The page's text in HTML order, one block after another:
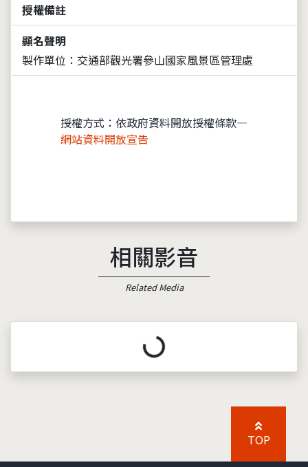
授權備註
顯名聲明
製作單位：交通部觀光署參山國家風景區管理處
授權方式：依政府資料開放授權條款—
網站資料開放宣告
相關影音
Related Media
載入中...
TOP